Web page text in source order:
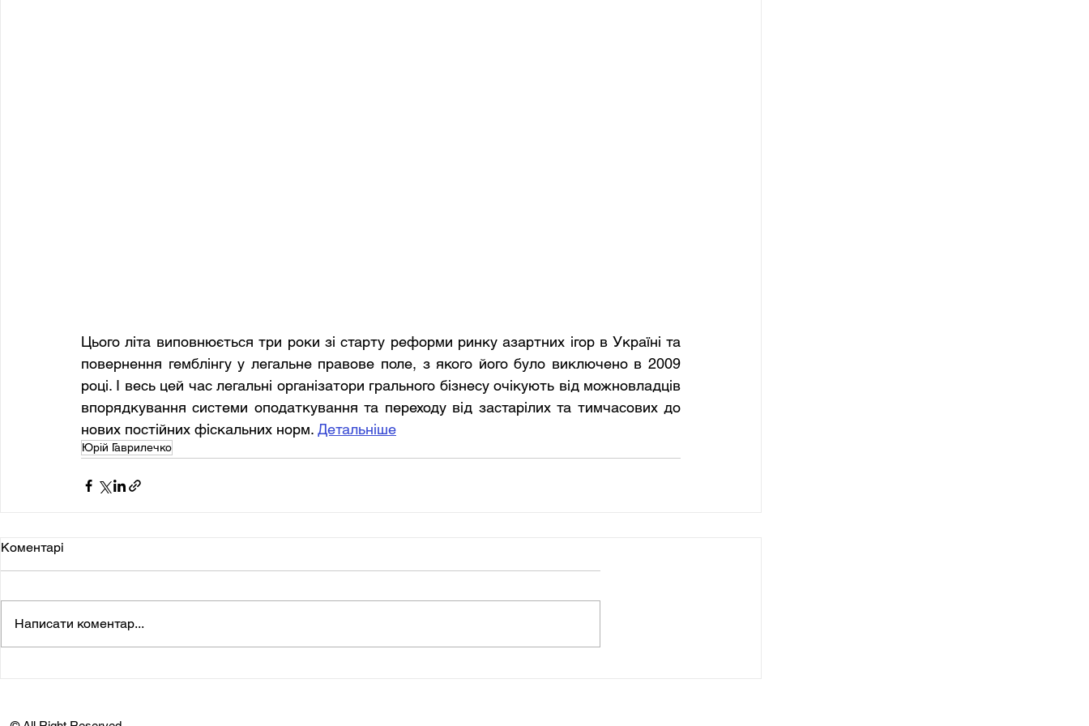
Цього літа виповнюється три роки зі старту реформи ринку азартних ігор в Україні та
повернення гемблінгу у легальне правове поле, з якого його було виключено в 2009
році. І весь цей час легальні організатори грального бізнесу очікують від можновладців
впорядкування системи оподаткування та переходу від застарілих та тимчасових до
нових постійних фіскальних норм. Детальніше
Юрій Гаврилечко
Коментарі
Написати коментар...